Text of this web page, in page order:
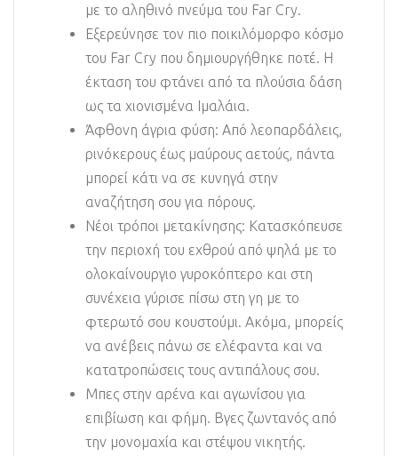
με το αληθινό πνεύμα του Far Cry.
Εξερεύνησε τον πιο ποικιλόμορφο κόσμο
του Far Cry που δημιουργήθηκε ποτέ. Η
έκταση του φτάνει από τα πλούσια δάση
ως τα χιονισμένα Ιμαλάια.
Άφθονη άγρια φύση: Από λεοπαρδάλεις,
ρινόκερους έως μαύρους αετούς, πάντα
μπορεί κάτι να σε κυνηγά στην
αναζήτηση σου για πόρους.
Νέοι τρόποι μετακίνησης: Κατασκόπευσε
την περιοχή του εχθρού από ψηλά με το
ολοκαίνουργιο γυροκόπτερο και στη
συνέχεια γύρισε πίσω στη γη με το
φτερωτό σου κουστούμι. Ακόμα, μπορείς
να ανέβεις πάνω σε ελέφαντα και να
κατατροπώσεις τους αντιπάλους σου.
Μπες στην αρένα και αγωνίσου για
επιβίωση και φήμη. Βγες ζωντανός από
την μονομαχία και στέψου νικητής.